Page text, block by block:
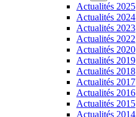
Actualités 2025
Actualités 2024
Actualités 2023
Actualités 2022
Actualités 2020
Actualités 2019
Actualités 2018
Actualités 2017
Actualités 2016
Actualités 2015
Actualités 2014